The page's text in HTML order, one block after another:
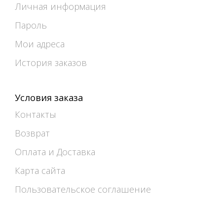
Личная информация
Пароль
Мои адреса
История заказов
Условия заказа
Контакты
Возврат
Оплата и Доставка
Карта сайта
Пользовательское соглашение